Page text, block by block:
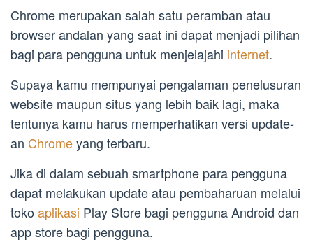
Chrome merupakan salah satu peramban atau
browser andalan yang saat ini dapat menjadi pilihan
bagi para pengguna untuk menjelajahi internet.
Supaya kamu mempunyai pengalaman penelusuran
website maupun situs yang lebih baik lagi, maka
tentunya kamu harus memperhatikan versi update-
an Chromeyang terbaru.
Jika di dalam sebuah smartphone para pengguna
dapat melakukan update atau pembaharuan melalui
tokoaplikasi Play Store bagi pengguna Android dan
app store bagi pengguna.